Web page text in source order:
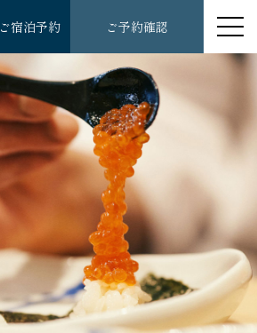
ご宿泊予約
ご予約確認